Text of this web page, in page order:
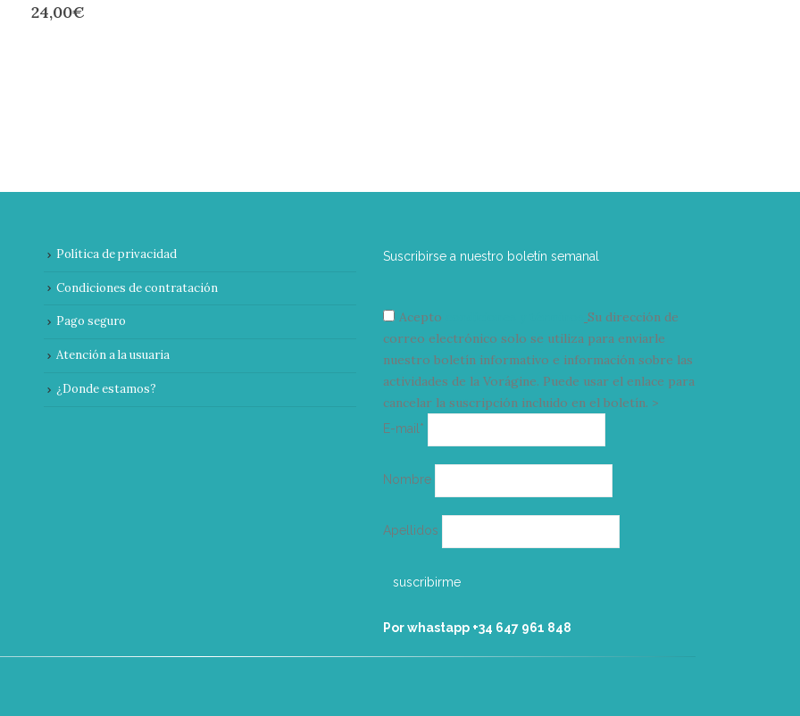
24,00€
Política de privacidad
Condiciones de contratación
Pago seguro
Atención a la usuaria
¿Donde estamos?
Suscribirse a nuestro boletín semanal
Acepto
Su dirección de
correo electrónico solo se utiliza para enviarle
nuestro boletín informativo e información sobre las
actividades de la Vorágine. Puede usar el enlace para
cancelar la suscripción incluido en el boletín. >
E-mail*
electrónico
Nombre
Apellidos
Por whastapp +34 ‭647 961 848‬